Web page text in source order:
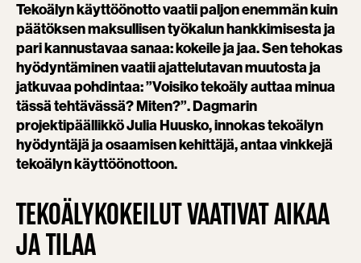
Tekoälyn käyttöönotto vaatii paljon enemmän kuin
päätöksen maksullisen työkalun hankkimisesta ja
pari kannustavaa sanaa: kokeile ja jaa. Sen tehokas
hyödyntäminen vaatii ajattelutavan muutosta ja
jatkuvaa pohdintaa: ”Voisiko tekoäly auttaa minua
tässä tehtävässä? Miten?”. Dagmarin
projektipäällikkö Julia Huusko, innokas tekoälyn
hyödyntäjä ja osaamisen kehittäjä, antaa vinkkejä
tekoälyn käyttöönottoon.
TEKOÄLYKOKEILUT VAATIVAT AIKAA
JA TILAA